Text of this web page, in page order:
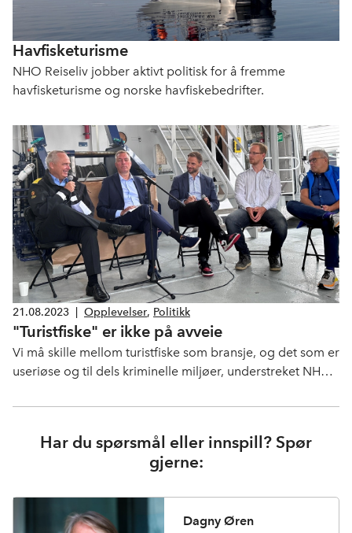
Havfisketurisme
NHO Reiseliv jobber aktivt politisk for å fremme
havfisketurisme og norske havfiskebedrifter.
21.08.2023 Opplevelser, Politikk
"Turistfiske" er ikke på avveie
Vi må skille mellom turistfiske som bransje, og det som er
useriøse og til dels kriminelle miljøer, understreket NHO
Har du spørsmål eller innspill? Spør
gjerne:
Dagny Øren